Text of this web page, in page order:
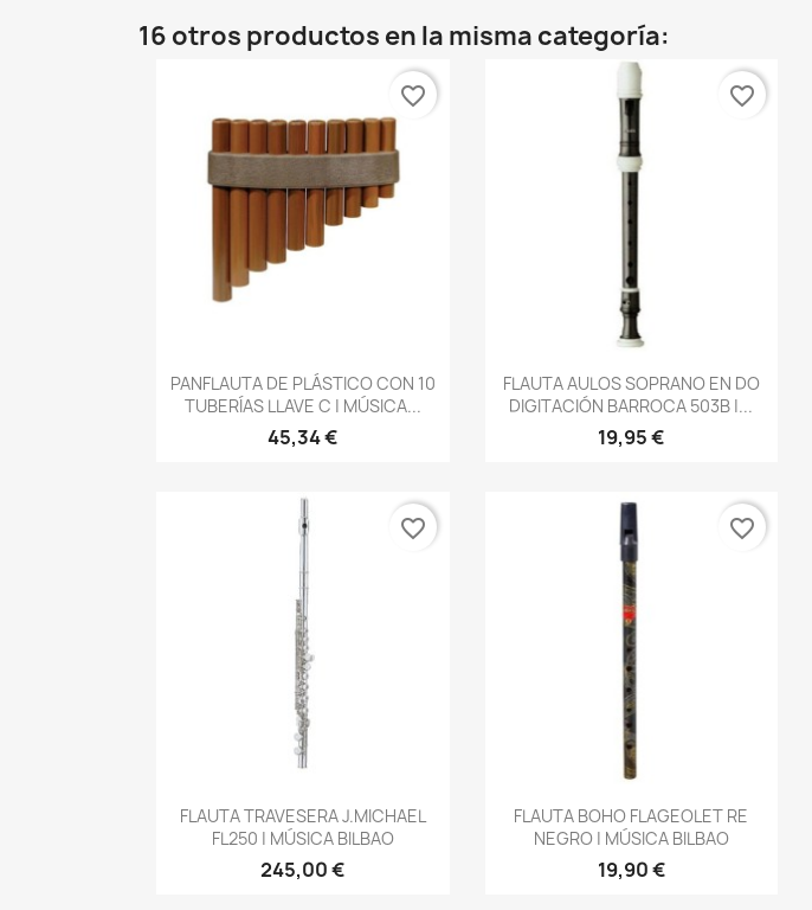
16 otros productos en la misma categoría:
 Vista rápida
PANFLAUTA DE PLÁSTICO CON 10
TUBERÍAS LLAVE C | MÚSICA...
45,34 €
favorite_border
Vista rápida
FLAUTA AULOS SOPRANO EN DO
DIGITACIÓN BARROCA 503B |...
19,95 €
favorite_border
Vista rápida
FLAUTA TRAVESERA J.MICHAEL
FL250 | MÚSICA BILBAO
245,00 €
favorite_border
Vista rápida
FLAUTA BOHO FLAGEOLET RE
NEGRO | MÚSICA BILBAO
19,90 €
favorite_border